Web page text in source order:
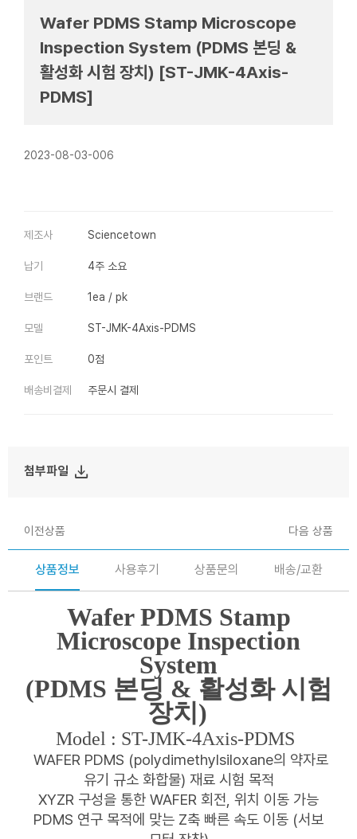
Wafer PDMS Stamp Microscope
Inspection System (PDMS 본딩 &
활성화 시험 장치) [ST-JMK-4Axis-
PDMS]
2023-08-03-006
제조사 Sciencetown
납기 4주 소요
브랜드 1ea / pk
모델 ST-JMK-4Axis-PDMS
포인트 0점
배송비결제 주문시 결제
첨부파일 file_download
이전상품 다음 상품
상품정보 사용후기 상품문의 배송/교환
Wafer PDMS Stamp
Microscope Inspection
System
(PDMS 본딩 & 활성화 시험
장치)
Model : ST-JMK-4Axis-PDMS
WAFER PDMS (polydimethylsiloxane의 약자로
유기 규소 화합물) 재료 시험 목적
XYZR 구성을 통한 WAFER 회전, 위치 이동 가능
PDMS 연구 목적에 맞는 Z축 빠른 속도 이동 (서보